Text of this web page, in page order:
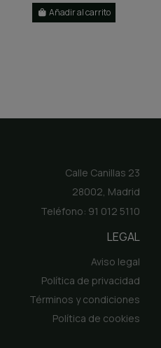
Añadir al carrito
Calle Canillas 23
28002, Madrid
Teléfono: 91 012 5110
LEGAL
Aviso legal
Política de privacidad
Términos y condiciones
Política de cookies